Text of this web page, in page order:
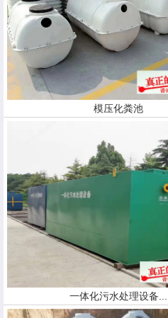
模压化粪池
一体化污水处理设备...